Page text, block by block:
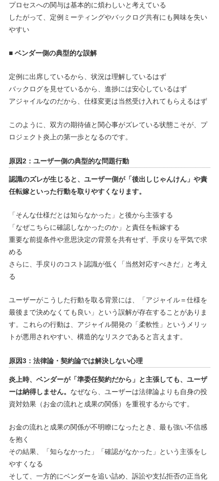
プロセスへの関与は基本的に煩わしいと考えている
したがって、定例ミーティングやバックログ共有にも興味を失い
やすい
■ ベンダー側の典型的な誤解
定例に出席しているから、状況は理解しているはず
バックログを見せているから、進捗には安心しているはず
アジャイルなのだから、仕様変更は当然受け入れてもらえるはず
このように、双方の期待値と関心事がズレている状態こそが、プ
ロジェクト炎上の第一歩となるのです。
原因2：ユーザー側の典型的な問題行動
認識のズレが生じると、ユーザー側が「後出しじゃんけん」や責
任転嫁といった行動を取りやすくなります。
「そんな仕様だとは知らなかった」と後から主張する
「なぜこちらに確認しなかったのか」と責任を転嫁する
重要な前提条件や意思決定の背景を共有せず、手戻りを平気で求
める
さらに、手戻りのコスト認識が低く「当然対応すべきだ」と考え
る
ユーザーがこうした行動を取る背景には、「アジャイル＝仕様を
最後まで決めなくても良い」という誤解が存在することがありま
す。これらの行動は、アジャイル開発の「柔軟性」というメリッ
トが悪用されやすい、構造的なリスクであると言えます。
原因3：法律論・契約論では解決しない心理
炎上時、ベンダーが「準委任契約だから」と主張しても、ユーザ
ーは納得しません。 なぜなら、ユーザーは法律論よりも自身の投
資対効果（お金の流れと成果の関係）を重視するからです。
お金の流れと成果の関係が不明瞭になったとき、最も強い不信感
を抱く
その結果、「知らなかった」「確認がなかった」という主張をし
やすくなる
そして、一方的にベンダーを追い詰め、訴訟や支払拒否の正当化